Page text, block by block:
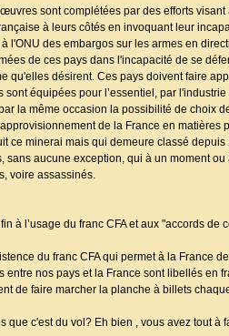
sont complétées par des efforts
à leurs côtés en invoquant leur
l'ONU des embargos sur les armes en
de ces pays dans l'incapacité de se
qu'elles désirent. Ces pays doivent faire
sont équipées pour l’essentiel, par
la même occasion la possibilité de choix
de la France en matières
ce minerai mais qui demeure classé
sans aucune exception, qui à un moment
voire assassinés.
à l’usage du franc CFA et aux "accords
du franc CFA qui permet à la France
entre nos pays et la France sont libellés en
de faire marcher la planche à billets
que c'est du vol? Eh bien , vous avez tout à